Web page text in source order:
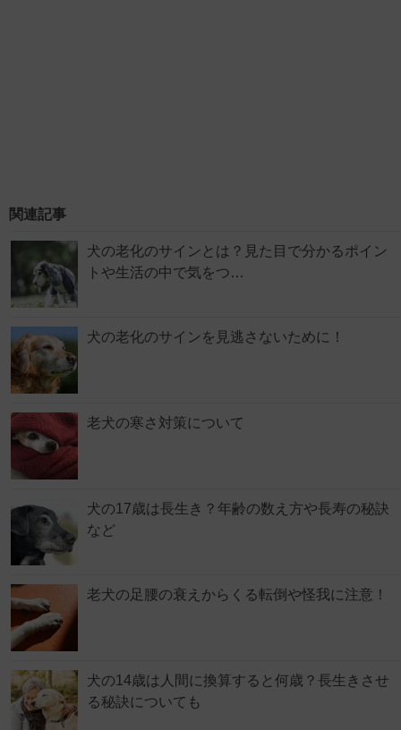
関連記事
犬の老化のサインとは？見た目で分かるポイン
トや生活の中で気をつ…
犬の老化のサインを見逃さないために！
老犬の寒さ対策について
犬の17歳は長生き？年齢の数え方や長寿の秘訣
など
老犬の足腰の衰えからくる転倒や怪我に注意！
犬の14歳は人間に換算すると何歳？長生きさせ
る秘訣についても